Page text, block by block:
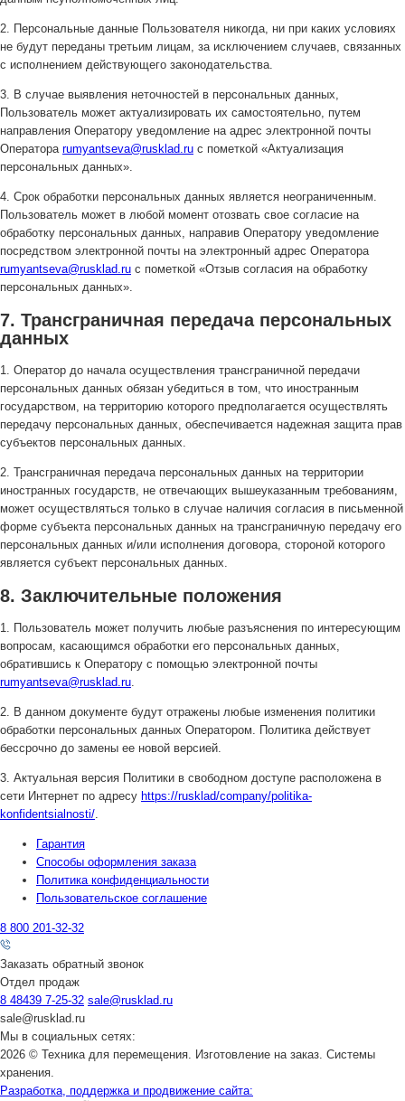
2. Персональные данные Пользователя никогда, ни при каких условиях
не будут переданы третьим лицам, за исключением случаев, связанных
с исполнением действующего законодательства.
3. В случае выявления неточностей в персональных данных,
Пользователь может актуализировать их самостоятельно, путем
направления Оператору уведомление на адрес электронной почты
Оператора rumyantseva@rusklad.ru с пометкой «Актуализация
персональных данных».
4. Срок обработки персональных данных является неограниченным.
Пользователь может в любой момент отозвать свое согласие на
обработку персональных данных, направив Оператору уведомление
посредством электронной почты на электронный адрес Оператора
rumyantseva@rusklad.ru с пометкой «Отзыв согласия на обработку
персональных данных».
7. Трансграничная передача персональных
данных
1. Оператор до начала осуществления трансграничной передачи
персональных данных обязан убедиться в том, что иностранным
государством, на территорию которого предполагается осуществлять
передачу персональных данных, обеспечивается надежная защита прав
субъектов персональных данных.
2. Трансграничная передача персональных данных на территории
иностранных государств, не отвечающих вышеуказанным требованиям,
может осуществляться только в случае наличия согласия в письменной
форме субъекта персональных данных на трансграничную передачу его
персональных данных и/или исполнения договора, стороной которого
является субъект персональных данных.
8. Заключительные положения
1. Пользователь может получить любые разъяснения по интересующим
вопросам, касающимся обработки его персональных данных,
обратившись к Оператору с помощью электронной почты
rumyantseva@rusklad.ru.
2. В данном документе будут отражены любые изменения политики
обработки персональных данных Оператором. Политика действует
бессрочно до замены ее новой версией.
3. Актуальная версия Политики в свободном доступе расположена в
сети Интернет по адресу https://rusklad/company/politika-
konfidentsialnosti/.
Гарантия
Способы оформления заказа
Политика конфиденциальности
Пользовательское соглашение
8 800 201-32-32
Заказать обратный звонок
Отдел продаж
8 48439 7-25-32 sale@rusklad.ru
sale@rusklad.ru
Мы в социальных сетях:
2026 © Техника для перемещения. Изготовление на заказ. Системы
хранения.
Разработка, поддержка и продвижение сайта: